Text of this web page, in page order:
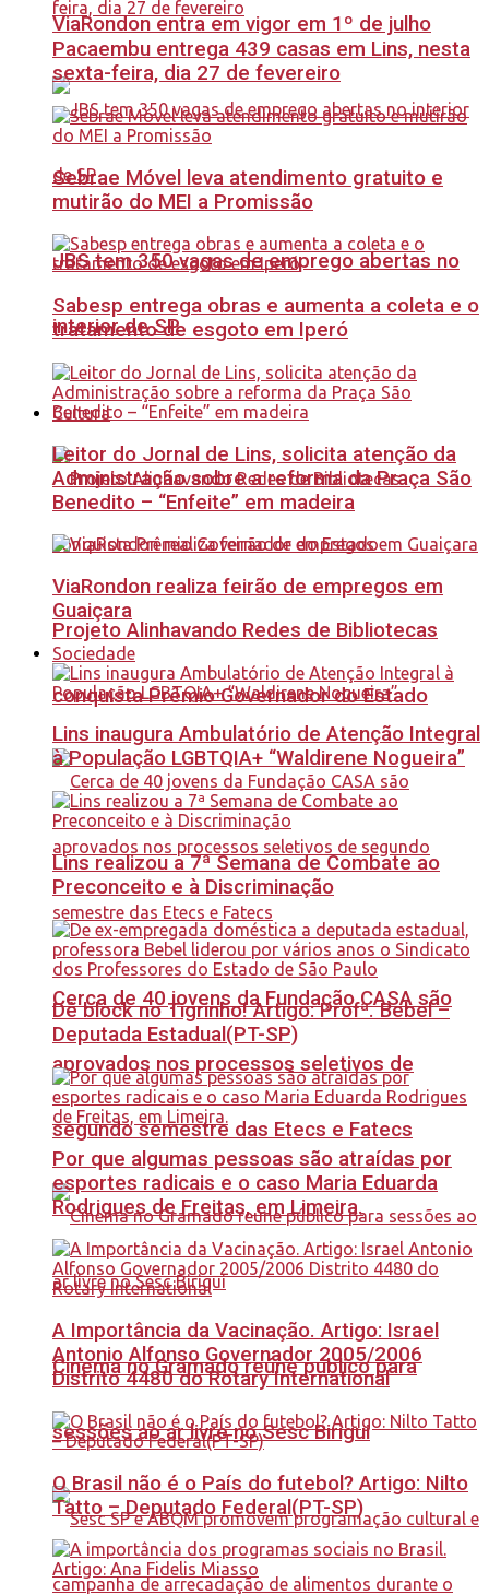
ViaRondon entra em vigor em 1º de julho
JBS tem 350 vagas de emprego abertas no
interior de SP
Cultura
Projeto Alinhavando Redes de Bibliotecas
conquista Prêmio Governador do Estado
Cerca de 40 jovens da Fundação CASA são
aprovados nos processos seletivos de
segundo semestre das Etecs e Fatecs
Cinema no Gramado reúne público para
sessões ao ar livre no Sesc Birigui
Pacaembu entrega 439 casas em Lins, nesta
sexta-feira, dia 27 de fevereiro
Sebrae Móvel leva atendimento gratuito e
mutirão do MEI a Promissão
Sabesp entrega obras e aumenta a coleta e o
tratamento de esgoto em Iperó
Leitor do Jornal de Lins, solicita atenção da
Administração sobre a reforma da Praça São
Benedito – “Enfeite” em madeira
ViaRondon realiza feirão de empregos em
Guaiçara
Sociedade
Lins inaugura Ambulatório de Atenção Integral
à População LGBTQIA+ “Waldirene Nogueira”
Lins realizou a 7ª Semana de Combate ao
Preconceito e à Discriminação
Dê block no Tigrinho! Artigo: Profª. Bebel –
Deputada Estadual(PT-SP)
Por que algumas pessoas são atraídas por
esportes radicais e o caso Maria Eduarda
Rodrigues de Freitas, em Limeira.
A Importância da Vacinação. Artigo: Israel
Antonio Alfonso Governador 2005/2006
Distrito 4480 do Rotary International
O Brasil não é o País do futebol? Artigo: Nilto
Tatto – Deputado Federal(PT-SP)